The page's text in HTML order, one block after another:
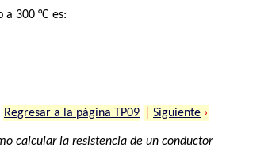
300 °C es:
Regresar a la página TP09 Siguiente ›
calcular la resistencia de un conductor